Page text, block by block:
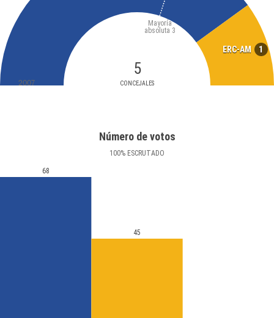
ERC-AM 1
5
CONCEJALES
Mayoría
absoluta 3
2007
Número de votos
100% ESCRUTADO
68
45